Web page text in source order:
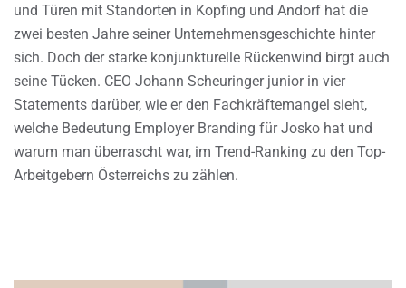
und Türen mit Standorten in Kopfing und Andorf hat die
zwei besten Jahre seiner Unternehmensgeschichte hinter
sich. Doch der starke konjunkturelle Rückenwind birgt auch
seine Tücken. CEO Johann Scheuringer junior in vier
Statements darüber, wie er den Fachkräftemangel sieht,
welche Bedeutung Employer Branding für Josko hat und
warum man überrascht war, im Trend-Ranking zu den Top-
Arbeitgebern Österreichs zu zählen.